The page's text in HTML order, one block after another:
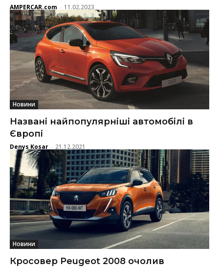
AMPERCAR.com - 11.02.2023
Новини
Названі найпопулярніші автомобілі в
Європі
Denys Kosar - 21.12.2021
Новини
Кросовер Peugeot 2008 очолив